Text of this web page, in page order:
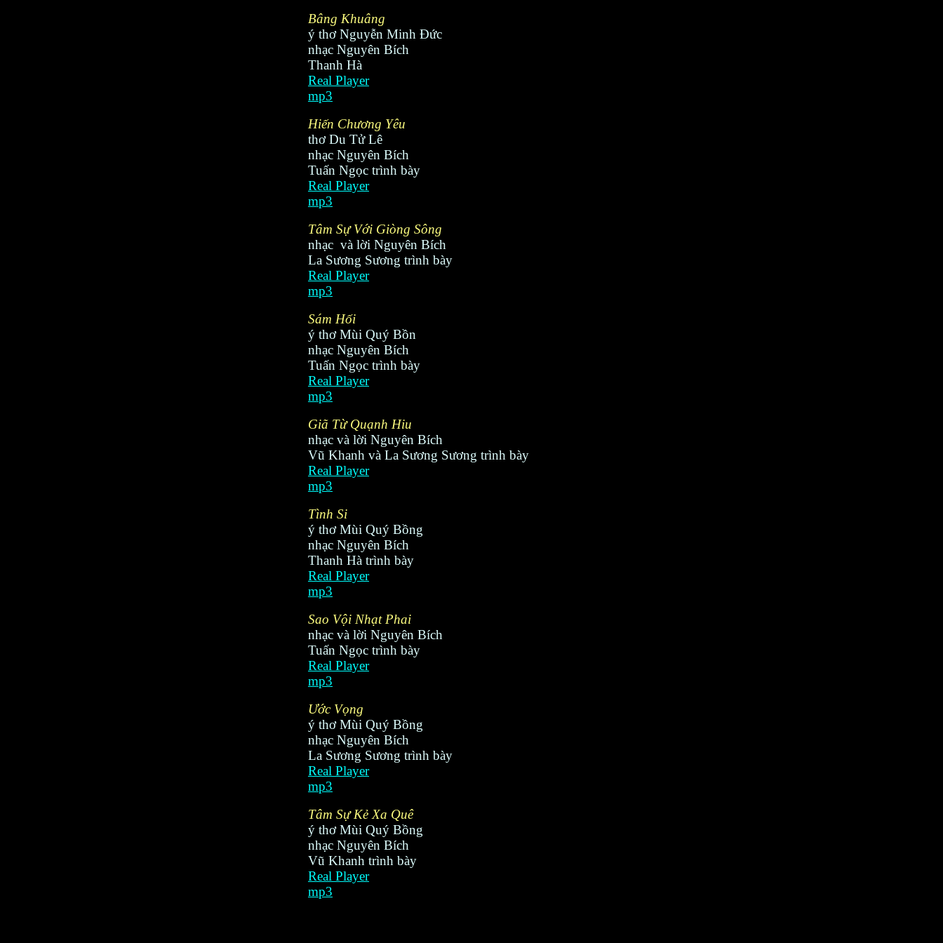
Bâng Khuâng
ý thơ Nguyễn Minh Đức
nhạc Nguyên Bích
Thanh Hà
Real Player
mp3
Hiến Chương Yêu
thơ Du Tử Lê
nhạc Nguyên Bích
Tuấn Ngọc trình bày
Real Player
mp3
Tâm Sự Với Giòng Sông
nhạc và lời Nguyên Bích
La Sương Sương trình bày
Real Player
mp3
Sám Hối
ý thơ Mùi Quý Bồn
nhạc Nguyên Bích
Tuấn Ngọc trình bày
Real Player
mp3
Giã Từ Quạnh Hiu
nhạc và lời Nguyên Bích
Vũ Khanh và La Sương Sương trình bày
Real Player
mp3
Tình Si
ý thơ Mùi Quý Bồng
nhạc Nguyên Bích
Thanh Hà trình bày
Real Player
mp3
Sao Vội Nhạt Phai
nhạc và lời Nguyên Bích
Tuấn Ngọc trình bày
Real Player
mp3
Ước Vọng
ý thơ Mùi Quý Bồng
nhạc Nguyên Bích
La Sương Sương trình bày
Real Player
mp3
Tâm Sự Kẻ Xa Quê
ý thơ Mùi Quý Bồng
nhạc Nguyên Bích
Vũ Khanh trình bày
Real Player
mp3